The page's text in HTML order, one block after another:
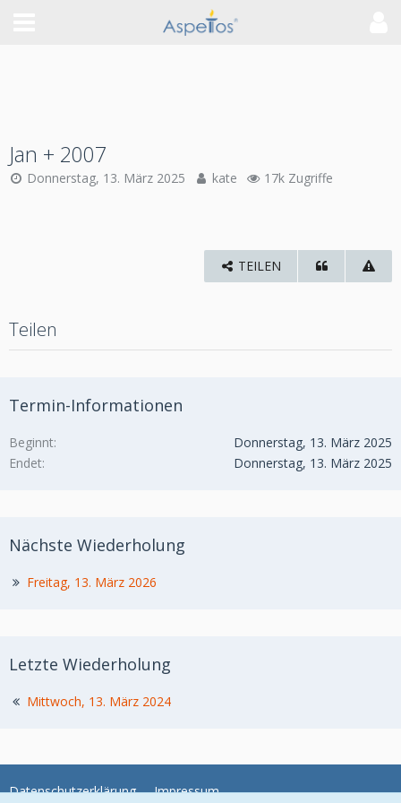
Jan + 2007
Donnerstag, 13. März 2025 kate 17k Zugriffe
TEILEN
Teilen
Termin-Informationen
Beginnt
Donnerstag, 13. März 2025
Endet
Donnerstag, 13. März 2025
Nächste Wiederholung
Freitag, 13. März 2026
Letzte Wiederholung
Mittwoch, 13. März 2024
Datenschutzerklärung Impressum